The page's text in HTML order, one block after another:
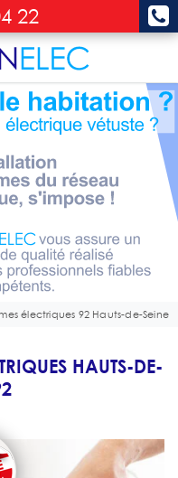
22
électriques 92 Hauts-de-Seine
HAUTS-DE-